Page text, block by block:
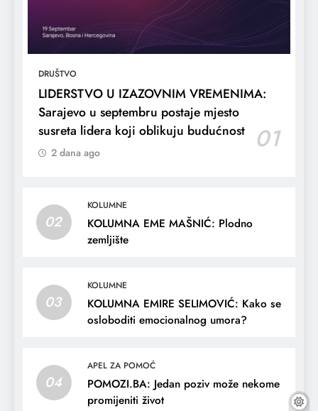
DRUŠTVO
LIDERSTVO U IZAZOVNIM VREMENIMA:
Sarajevo u septembru postaje mjesto
susreta lidera koji oblikuju budućnost
01
2 dana ago
02
KOLUMNE
KOLUMNA EME MAŠNIĆ: Plodno
zemljište
03
KOLUMNE
KOLUMNA EMIRE SELIMOVIĆ: Kako se
osloboditi emocionalnog umora?
04
APEL ZA POMOĆ
POMOZI.BA: Jedan poziv može nekome
promijeniti život